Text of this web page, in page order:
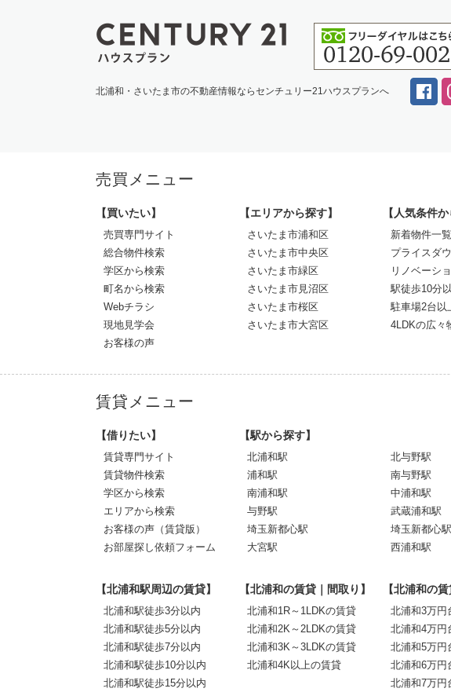
北浦和・さいたま市の不動産情報ならセンチュリー21ハウスプランへ
売買メニュー
【買いたい】
売買専門サイト
総合物件検索
学区から検索
町名から検索
Webチラシ
現地見学会
お客様の声
【エリアから探す】
さいたま市浦和区
さいたま市中央区
さいたま市緑区
さいたま市見沼区
さいたま市桜区
さいたま市大宮区
【人気条件か
新着物件一覧
プライスダ
リノベーシ
駅徒歩10分
駐車場2台以
4LDKの広々
賃貸メニュー
【借りたい】
賃貸専門サイト
賃貸物件検索
学区から検索
エリアから検索
お客様の声（賃貸版）
お部屋探し依頼フォーム
【駅から探す】
北浦和駅
浦和駅
南浦和駅
与野駅
埼玉新都心駅
大宮駅
北与野駅
南与野駅
中浦和駅
武蔵浦和駅
埼玉新都心駅
西浦和駅
【北浦和駅周辺の賃貸】
北浦和駅徒歩3分以内
北浦和駅徒歩5分以内
北浦和駅徒歩7分以内
北浦和駅徒歩10分以内
北浦和駅徒歩15分以内
【北浦和の賃貸｜間取り】
北浦和1R～1LDKの賃貸
北浦和2K～2LDKの賃貸
北浦和3K～3LDKの賃貸
北浦和4K以上の賃貸
【北浦和の
北浦和3万円
北浦和4万円
北浦和5万円
北浦和6万円
北浦和7万円